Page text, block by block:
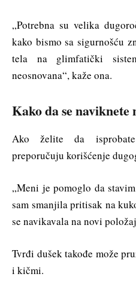
„Potrebna su velika
kako bismo sa sigurnošću
tela na glimfatički
neosnovana“, kaže ona.
Kako da se naviknete
Ako želite da
preporučuju korišćenje
„Meni je pomoglo da
sam smanjila pritisak na
se navikavala na novi
Tvrđi dušek takođe može
i kičmi.